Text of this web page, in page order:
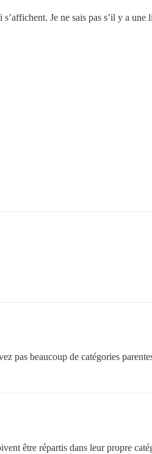
Je ne sais pas s’il y a une
pas beaucoup de catégories
être répartis dans leur propre